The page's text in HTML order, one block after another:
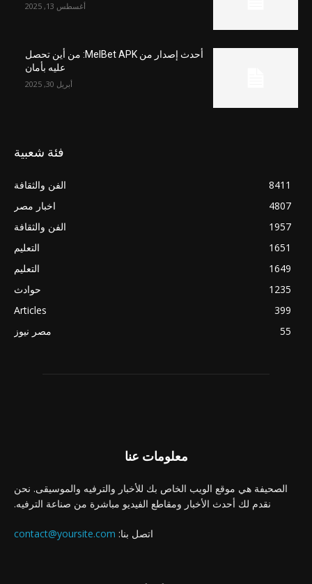
أغسطس 13, 2025
أحدث إصدار من MelBet APK: من أين تحصل
عليه بأمان
أبريل 30, 2025
فئة شعبية
الفن والثقافة
8411
اخبار مصر
4807
الفن والثقافة
1957
التعليم
1651
التعليم
1649
حوادث
1235
Articles
399
مصر نيوز
55
معلومات عنا
الصحيفة هي موقع الويب الخاص بك للأخبار والترفيه والموسيقى. نحن
نقدم لك أحدث الأخبار ومقاطع الفيديو مباشرة من صناعة الترفيه.
اتصل بنا: contact@yoursite.com